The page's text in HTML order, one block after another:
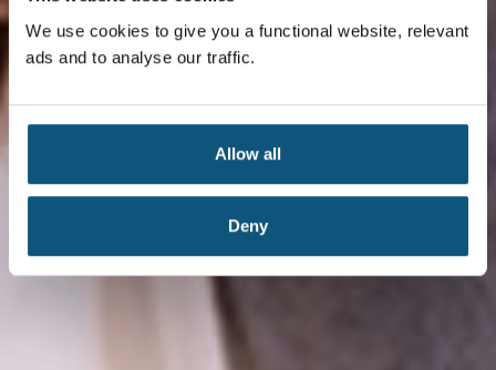
We use cookies to give you a functional website, relevant
ads and to analyse our traffic.
Allow all
Deny